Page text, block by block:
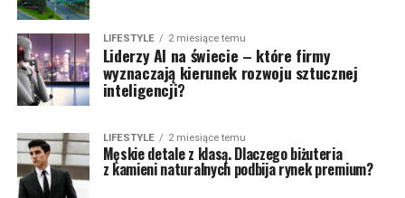
LIFESTYLE 2 miesiące temu
Liderzy AI na świecie – które firmy
wyznaczają kierunek rozwoju sztucznej
inteligencji?
LIFESTYLE 2 miesiące temu
Męskie detale z klasą. Dlaczego biżuteria
z kamieni naturalnych podbija rynek premium?